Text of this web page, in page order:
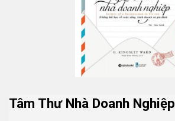
Tâm Thư Nhà Doanh Nghiệp